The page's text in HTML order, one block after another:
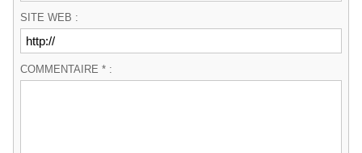
SITE WEB :
COMMENTAIRE * :